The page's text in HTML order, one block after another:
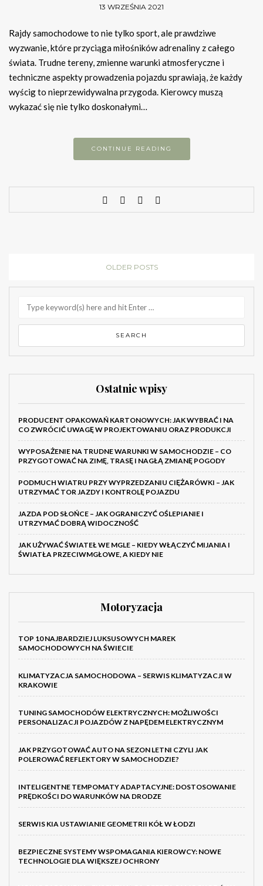
13 WRZEŚNIA 2021
Rajdy samochodowe to nie tylko sport, ale prawdziwe
wyzwanie, które przyciąga miłośników adrenaliny z całego
świata. Trudne tereny, zmienne warunki atmosferyczne i
techniczne aspekty prowadzenia pojazdu sprawiają, że każdy
wyścig to nieprzewidywalna przygoda. Kierowcy muszą
wykazać się nie tylko doskonałymi…
CONTINUE READING
OLDER POSTS
Ostatnie wpisy
PRODUCENT OPAKOWAŃ KARTONOWYCH: JAK WYBRAĆ I NA
CO ZWRÓCIĆ UWAGĘ W PROJEKTOWANIU ORAZ PRODUKCJI
WYPOSAŻENIE NA TRUDNE WARUNKI W SAMOCHODZIE – CO
PRZYGOTOWAĆ NA ZIMĘ, TRASĘ I NAGŁĄ ZMIANĘ POGODY
PODMUCH WIATRU PRZY WYPRZEDZANIU CIĘŻARÓWKI – JAK
UTRZYMAĆ TOR JAZDY I KONTROLĘ POJAZDU
JAZDA POD SŁOŃCE – JAK OGRANICZYĆ OŚLEPIANIE I
UTRZYMAĆ DOBRĄ WIDOCZNOŚĆ
JAK UŻYWAĆ ŚWIATEŁ WE MGLE – KIEDY WŁĄCZYĆ MIJANIA I
ŚWIATŁA PRZECIWMGŁOWE, A KIEDY NIE
Motoryzacja
TOP 10 NAJBARDZIEJ LUKSUSOWYCH MAREK
SAMOCHODOWYCH NA ŚWIECIE
KLIMATYZACJA SAMOCHODOWA – SERWIS KLIMATYZACJI W
KRAKOWIE
TUNING SAMOCHODÓW ELEKTRYCZNYCH: MOŻLIWOŚCI
PERSONALIZACJI POJAZDÓW Z NAPĘDEM ELEKTRYCZNYM
JAK PRZYGOTOWAĆ AUTO NA SEZON LETNI CZYLI JAK
POLEROWAĆ REFLEKTORY W SAMOCHODZIE?
INTELIGENTNE TEMPOMATY ADAPTACYJNE: DOSTOSOWANIE
PRĘDKOŚCI DO WARUNKÓW NA DRODZE
SERWIS KIA USTAWIANIE GEOMETRII KÓŁ W ŁODZI
BEZPIECZNE SYSTEMY WSPOMAGANIA KIEROWCY: NOWE
TECHNOLOGIE DLA WIĘKSZEJ OCHRONY